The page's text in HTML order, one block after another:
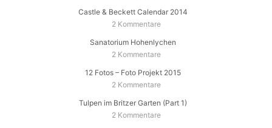
Castle & Beckett Calendar 2014
2 Kommentare
Sanatorium Hohenlychen
2 Kommentare
12 Fotos – Foto Projekt 2015
2 Kommentare
Tulpen im Britzer Garten (Part 1)
2 Kommentare